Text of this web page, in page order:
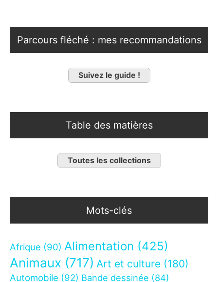
Parcours fléché : mes recommandations
Suivez le guide !
Table des matières
Toutes les collections
Mots-clés
Afrique (90) Alimentation (425)
Animaux (717) Art et culture (180)
Automobile (92) Bande dessinée (84)